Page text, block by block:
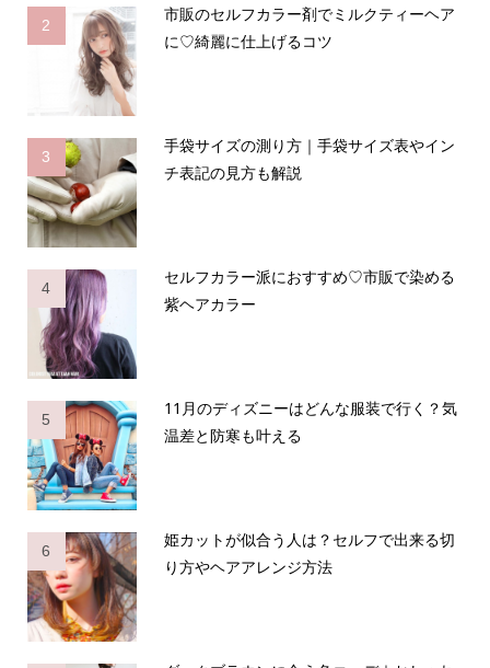
2
市販のセルフカラー剤でミルクティーヘア
に♡綺麗に仕上げるコツ
3
手袋サイズの測り方｜手袋サイズ表やイン
チ表記の見方も解説
4
セルフカラー派におすすめ♡市販で染める
紫ヘアカラー
5
11月のディズニーはどんな服装で行く？気
温差と防寒も叶える
6
姫カットが似合う人は？セルフで出来る切
り方やヘアアレンジ方法